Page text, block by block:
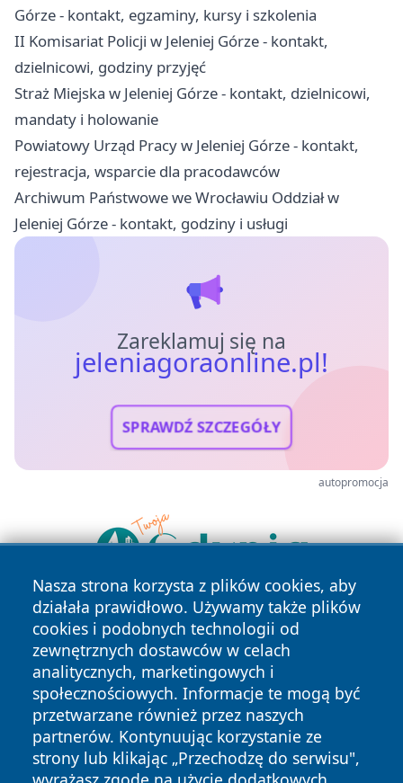
Górze - kontakt, egzaminy, kursy i szkolenia
II Komisariat Policji w Jeleniej Górze - kontakt,
dzielnicowi, godziny przyjęć
Straż Miejska w Jeleniej Górze - kontakt, dzielnicowi,
mandaty i holowanie
Powiatowy Urząd Pracy w Jeleniej Górze - kontakt,
rejestracja, wsparcie dla pracodawców
Archiwum Państwowe we Wrocławiu Oddział w
Jeleniej Górze - kontakt, godziny i usługi
Zareklamuj się na
jeleniagoraonline.pl!
SPRAWDŹ SZCZEGÓŁY
autopromocja
Nasza strona korzysta z plików cookies, aby
działała prawidłowo. Używamy także plików
cookies i podobnych technologii od
zewnętrznych dostawców w celach
analitycznych, marketingowych i
społecznościowych. Informacje te mogą być
przetwarzane również przez naszych
partnerów. Kontynuując korzystanie ze
strony lub klikając „Przechodzę do serwisu",
Copyright © 2026 jeleniagoraonline.pl Wszystkie prawa
zastrzeżone.